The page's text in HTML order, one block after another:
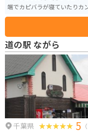
端でカピバラが寝ていたりカ
常では味わえない空間になっ
道の駅 ながら
千葉県 5